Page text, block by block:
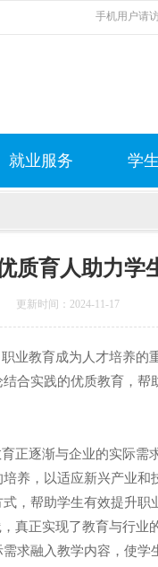
手机用户请
就业服务 学
质育人助力学
更新时间：2024-11-17
教育成为人才培养的
合实践的优质教育，帮
逐渐与企业的实际需
养，以适应新兴产业
，帮助学生有效提升职
正实现了教育与行业
求融入教学内容，使